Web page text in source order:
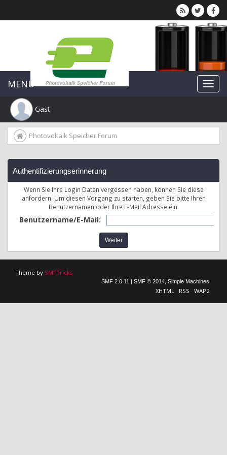
MENU
Gast
Photovoltaik Speicher Forum
Authentifizierungserinnerung
Wenn Sie Ihre Login Daten vergessen haben, können Sie diese
anfordern. Um diesen Vorgang zu starten, geben Sie bitte Ihren
Benutzernamen oder Ihre E-Mail Adresse ein.
Benutzername/E-Mail:
Theme by SMFTricks
SMF 2.0.11 SMF © 2014 Simple Machines
XHTML RSS WAP2